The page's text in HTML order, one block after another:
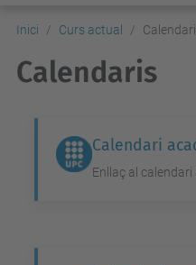
Inici Curs actual
Calendaris
Calendari
Enllaç al calendari